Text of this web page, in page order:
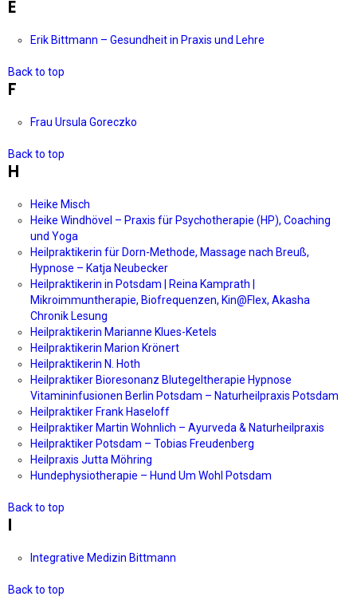
E
Erik Bittmann – Gesundheit in Praxis und Lehre
Back to top
F
Frau Ursula Goreczko
Back to top
H
Heike Misch
Heike Windhövel – Praxis für Psychotherapie (HP), Coaching
und Yoga
Heilpraktikerin für Dorn-Methode, Massage nach Breuß,
Hypnose – Katja Neubecker
Heilpraktikerin in Potsdam | Reina Kamprath |
Mikroimmuntherapie, Biofrequenzen, Kin@Flex, Akasha
Chronik Lesung
Heilpraktikerin Marianne Klues-Ketels
Heilpraktikerin Marion Krönert
Heilpraktikerin N. Hoth
Heilpraktiker Bioresonanz Blutegeltherapie Hypnose
Vitamininfusionen Berlin Potsdam – Naturheilpraxis Potsdam
Heilpraktiker Frank Haseloff
Heilpraktiker Martin Wohnlich – Ayurveda & Naturheilpraxis
Heilpraktiker Potsdam – Tobias Freudenberg
Heilpraxis Jutta Möhring
Hundephysiotherapie – Hund Um Wohl Potsdam
Back to top
I
Integrative Medizin Bittmann
Back to top